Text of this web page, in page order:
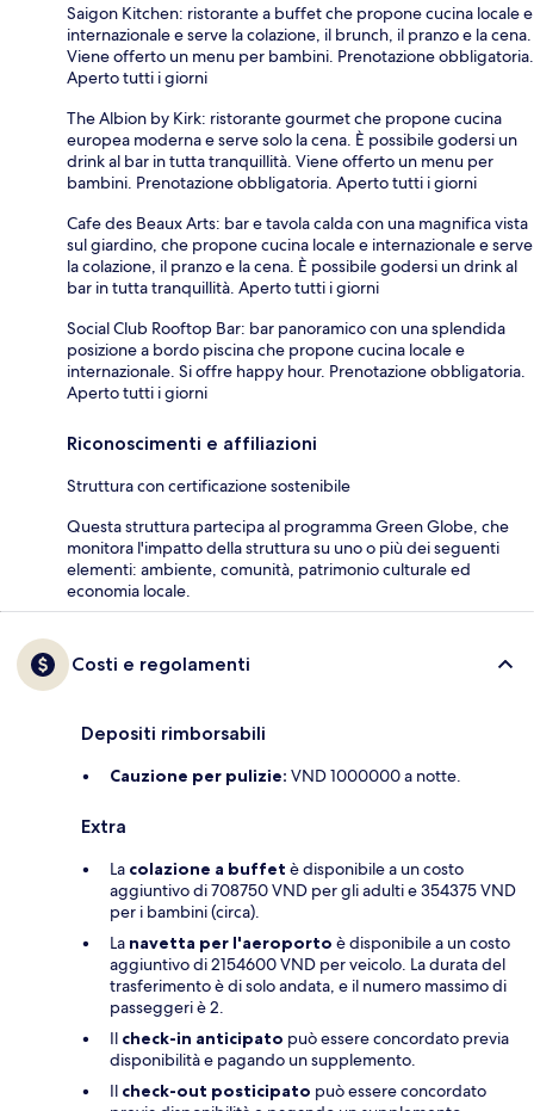
Saigon Kitchen: ristorante a buffet che propone cucina locale e
internazionale e serve la colazione, il brunch, il pranzo e la cena.
Viene offerto un menu per bambini. Prenotazione obbligatoria.
Aperto tutti i giorni
The Albion by Kirk: ristorante gourmet che propone cucina
europea moderna e serve solo la cena. È possibile godersi un
drink al bar in tutta tranquillità. Viene offerto un menu per
bambini. Prenotazione obbligatoria. Aperto tutti i giorni
Cafe des Beaux Arts: bar e tavola calda con una magnifica vista
sul giardino, che propone cucina locale e internazionale e serve
la colazione, il pranzo e la cena. È possibile godersi un drink al
bar in tutta tranquillità. Aperto tutti i giorni
Social Club Rooftop Bar: bar panoramico con una splendida
posizione a bordo piscina che propone cucina locale e
internazionale. Si offre happy hour. Prenotazione obbligatoria.
Aperto tutti i giorni
Riconoscimenti e affiliazioni
Struttura con certificazione sostenibile
Questa struttura partecipa al programma Green Globe, che
monitora l'impatto della struttura su uno o più dei seguenti
elementi: ambiente, comunità, patrimonio culturale ed
economia locale.
Costi e regolamenti
Depositi rimborsabili
Cauzione per pulizie: VND 1000000 a notte.
Extra
La colazione a buffet è disponibile a un costo
aggiuntivo di 708750 VND per gli adulti e 354375 VND
per i bambini (circa).
La navetta per l'aeroporto è disponibile a un costo
aggiuntivo di 2154600 VND per veicolo. La durata del
trasferimento è di solo andata, e il numero massimo di
passeggeri è 2.
Il check-in anticipato può essere concordato previa
disponibilità e pagando un supplemento.
Il check-out posticipato può essere concordato